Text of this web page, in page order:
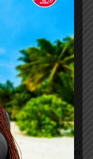
ce navigateur pour